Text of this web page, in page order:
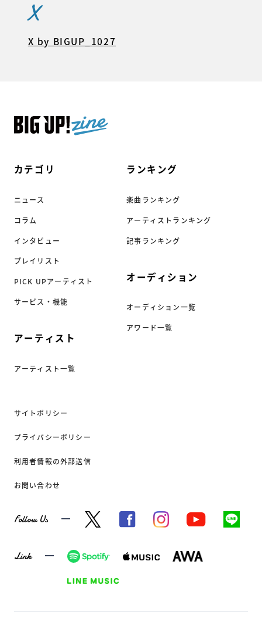
カテゴリ
ニュース
コラム
インタビュー
プレイリスト
PICK UPアーティスト
サービス・機能
アーティスト
アーティスト一覧
ランキング
楽曲ランキング
アーティストランキング
記事ランキング
オーディション
オーディション一覧
アワード一覧
サイトポリシー
プライバシーポリシー
利用者情報の外部送信
お問い合わせ
Follow Us
Link
X
X by BIGUP_1027